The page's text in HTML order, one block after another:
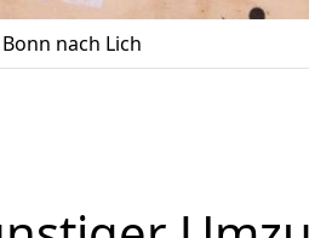
nach Lich